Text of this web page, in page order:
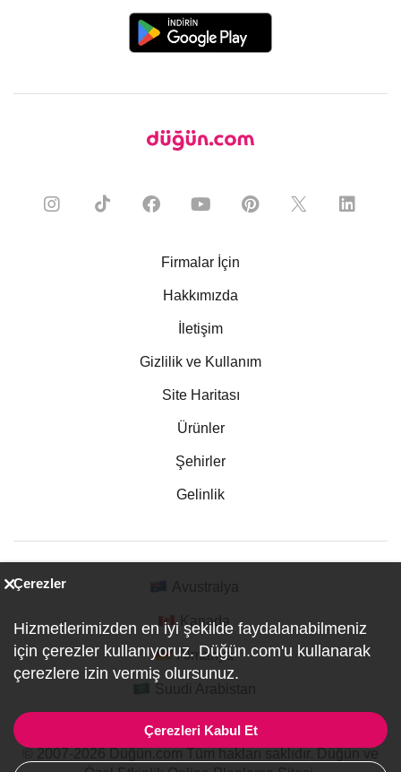
Firmalar İçin
Hakkımızda
İletişim
Gizlilik ve Kullanım
Site Haritası
Ürünler
Şehirler
Gelinlik
Kanada
Almanya
Çerezler
Hizmetlerimizden en iyi şekilde faydalanabilmeniz
için çerezler kullanıyoruz. Düğün.com'u kullanarak
çerezlere izin vermiş olursunuz.
Çerezleri Kabul Et